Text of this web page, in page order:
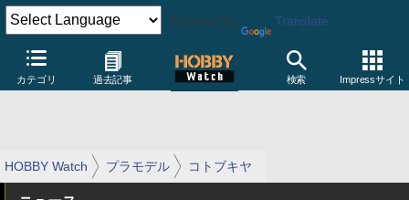
Powered by Translate
カテゴリ 過去記事 検索 Impressサイト
HOBBY Watch プラモデル コトブキヤ